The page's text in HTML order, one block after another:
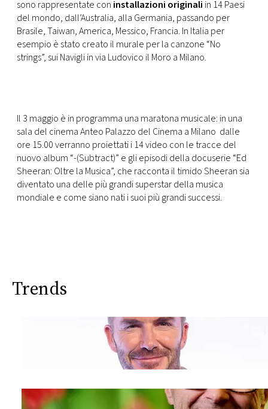
CONSIGLIA
sono rappresentate con installazioni originali in 14 Paesi
del mondo, dall’Australia, alla Germania, passando per
Brasile, Taiwan, America, Messico, Francia. In Italia per
esempio è stato creato il murale per la canzone “No
strings”, sui Navigli in via Ludovico il Moro a Milano.
Il 3 maggio è in programma una maratona musicale: in una
sala del cinema Anteo Palazzo del Cinema a Milano dalle
ore 15.00 verranno proiettati i 14 video con le tracce del
nuovo album “-(Subtract)” e gli episodi della docuserie “Ed
Sheeran: Oltre la Musica”, che racconta il timido Sheeran sia
diventato una delle più grandi superstar della musica
mondiale e come siano nati i suoi più grandi successi.
Trends